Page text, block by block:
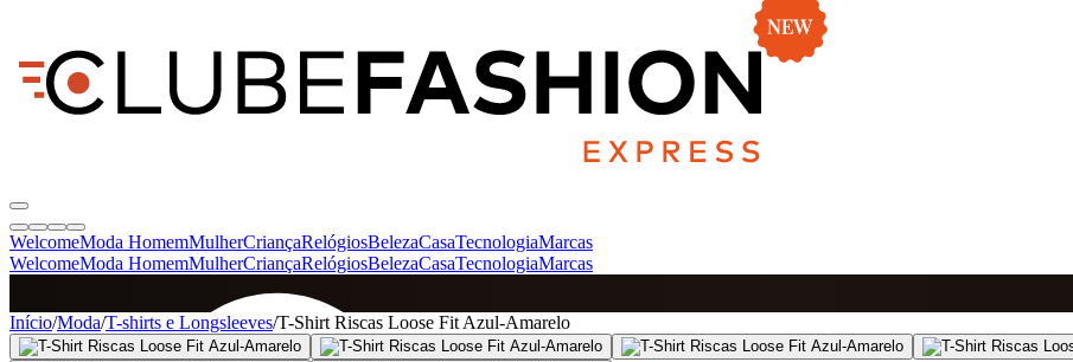
WelcomeModa HomemMulherCriançaRelógiosBelezaCasaTecnologiaMarcas
WelcomeModa HomemMulherCriançaRelógiosBelezaCasaTecnologiaMarcas
SINCE 2005
Início/Moda/T-shirts e Longsleeves/T-Shirt Riscas Loose Fit Azul-Amarelo